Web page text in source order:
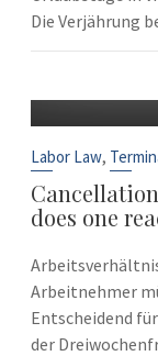
Die Verjährung
Labor Law,
does one
Arbeitnehmer
Entscheidend
der